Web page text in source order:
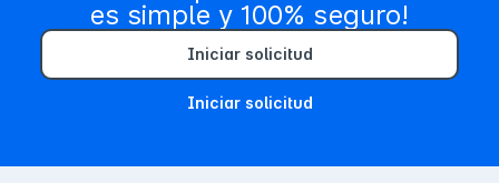
es simple y 100% seguro!
Iniciar solicitud
Iniciar solicitud